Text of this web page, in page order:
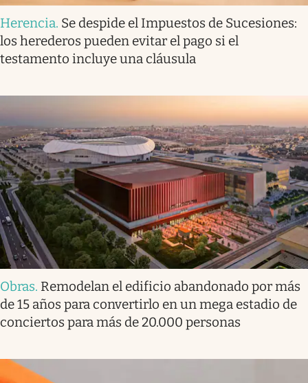
Herencia. Se despide el Impuestos de Sucesiones:
los herederos pueden evitar el pago si el
testamento incluye una cláusula
Obras. Remodelan el edificio abandonado por más
de 15 años para convertirlo en un mega estadio de
conciertos para más de 20.000 personas